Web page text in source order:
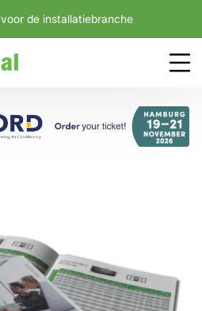
voor de installatiebranche